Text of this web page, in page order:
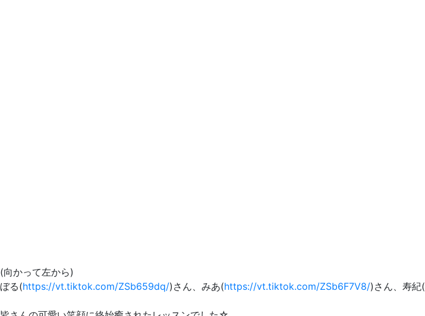
(向かって左から)
ぼる(https://vt.tiktok.com/ZSb659dq/)さん、みあ(https://vt.tiktok.com/ZSb6F7V8/)さん、寿紀(